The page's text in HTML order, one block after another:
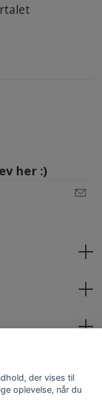
her :)
der vises til
oplevelse, når du